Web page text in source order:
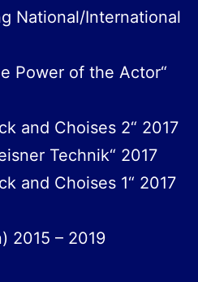
National/International
Power of the Actor“
and Choises 2“ 2017
Technik“ 2017
and Choises 1“ 2017
2015 – 2019